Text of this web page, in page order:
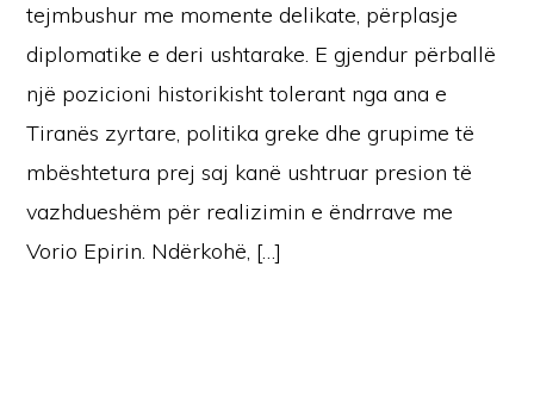
tejmbushur me momente delikate, përplasje
diplomatike e deri ushtarake. E gjendur përballë
një pozicioni historikisht tolerant nga ana e
Tiranës zyrtare, politika greke dhe grupime të
mbështetura prej saj kanë ushtruar presion të
vazhdueshëm për realizimin e ëndrrave me
Vorio Epirin. Ndërkohë, […]